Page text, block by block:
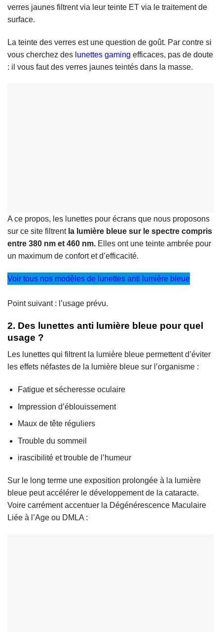
verres jaunes filtrent via leur teinte ET via le traitement de
surface.
La teinte des verres est une question de goût. Par contre si
vous cherchez des lunettes gaming efficaces, pas de doute
: il vous faut des verres jaunes teintés dans la masse.
A ce propos, les lunettes pour écrans que nous proposons
sur ce site filtrent la lumière bleue sur le spectre compris
entre 380 nm et 460 nm. Elles ont une teinte ambrée pour
un maximum de confort et d’efficacité.
Voir tous nos modèles de lunettes anti lumière bleue
Point suivant : l’usage prévu.
2. Des lunettes anti lumière bleue pour quel
usage ?
Les lunettes qui filtrent la lumière bleue permettent d’éviter
les effets néfastes de la lumière bleue sur l’organisme :
Fatigue et sécheresse oculaire
Impression d’éblouissement
Maux de tête réguliers
Trouble du sommeil
irascibilité et trouble de l’humeur
Sur le long terme une exposition prolongée à la lumière
bleue peut accélérer le développement de la cataracte.
Voire carrément accentuer la Dégénérescence Maculaire
Liée à l’Age ou DMLA :